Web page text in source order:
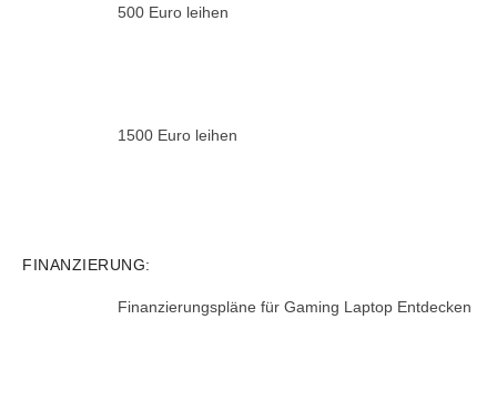
500 Euro leihen
1500 Euro leihen
FINANZIERUNG:
Finanzierungspläne für Gaming Laptop Entdecken